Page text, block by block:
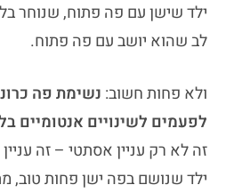
ילד שישן עם פה פתוח, שנוחר
לב שהוא יושב עם פה פתוח.
ולא פחות חשוב: נשימת פה
לפעמים לשינויים אנטומיים
זה לא רק עניין אסתטי – זה
ילד שנושם בפה ישן פחות טוב,